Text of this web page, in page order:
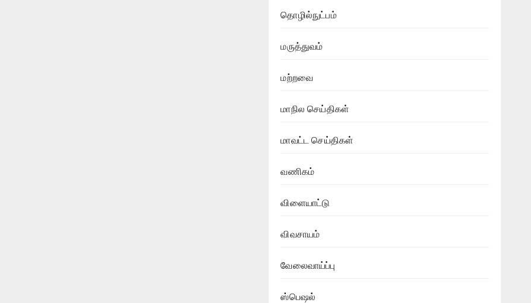
தொழில்நுட்பம்
மருத்துவம்
மற்றவை
மாநில செய்திகள்
மாவட்ட செய்திகள்
வணிகம்
விளையாட்டு
விவசாயம்
வேலைவாய்ப்பு
ஸ்பெஷல்